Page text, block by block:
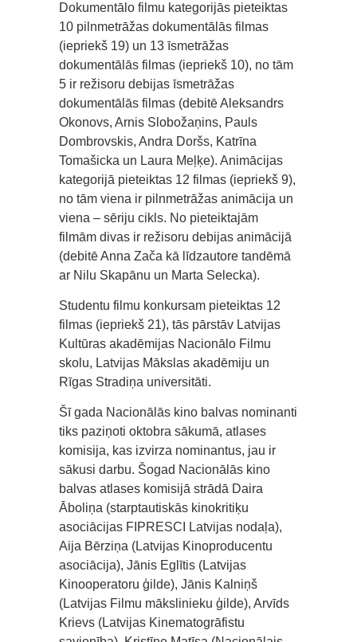
Dokumentālo filmu kategorijās pieteiktas
10 pilnmetrāžas dokumentālās filmas
(iepriekš 19) un 13 īsmetrāžas
dokumentālās filmas (iepriekš 10), no tām
5 ir režisoru debijas īsmetrāžas
dokumentālās filmas (debitē Aleksandrs
Okonovs, Arnis Slobožaņins, Pauls
Dombrovskis, Andra Doršs, Katrīna
Tomašicka un Laura Meļķe). Animācijas
kategorijā pieteiktas 12 filmas (iepriekš 9),
no tām viena ir pilnmetrāžas animācija un
viena – sēriju cikls. No pieteiktajām
filmām divas ir režisoru debijas animācijā
(debitē Anna Zača kā līdzautore tandēmā
ar Nilu Skapānu un Marta Selecka).
Studentu filmu konkursam pieteiktas 12
filmas (iepriekš 21), tās pārstāv Latvijas
Kultūras akadēmijas Nacionālo Filmu
skolu, Latvijas Mākslas akadēmiju un
Rīgas Stradiņa universitāti.
Šī gada Nacionālās kino balvas nominanti
tiks paziņoti oktobra sākumā, atlases
komisija, kas izvirza nominantus, jau ir
sākusi darbu. Šogad Nacionālās kino
balvas atlases komisijā strādā Daira
Āboliņa (starptautiskās kinokritiķu
asociācijas FIPRESCI Latvijas nodaļa),
Aija Bērziņa (Latvijas Kinoproducentu
asociācija), Jānis Eglītis (Latvijas
Kinooperatoru ģilde), Jānis Kalniņš
(Latvijas Filmu mākslinieku ģilde), Arvīds
Krievs (Latvijas Kinematogrāfistu